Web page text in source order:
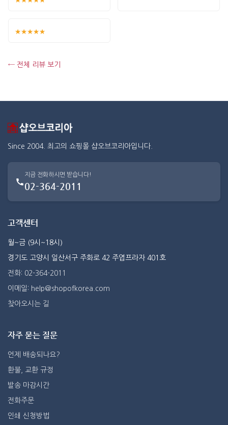
★★★★★
← 전체 리뷰 보기
Since 2004. 최고의 쇼핑몰 샵오브코리아입니다.
지금 전화하시면 받습니다!
02-364-2011
고객센터
월~금 (9시~18시)
경기도 고양시 일산서구 주화로 42 주엽프라자 401호
전화: 02-364-2011
이메일: help@shopofkorea.com
찾아오시는 길
자주 묻는 질문
언제 배송되나요?
환불, 교환 규정
발송 마감시간
전화주문
인쇄 신청방법